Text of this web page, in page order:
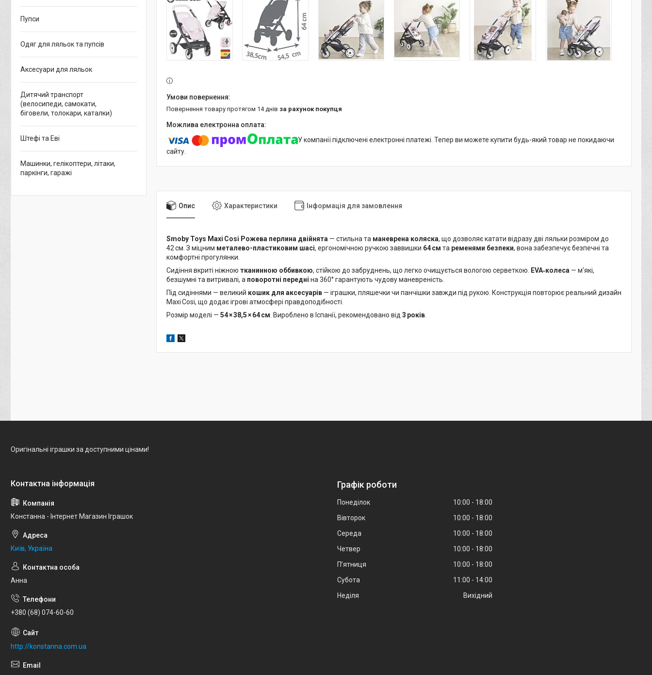
повернення товару протягом 14 днів за рахунок покупця
У компанії підключені електронні платежі. Тепер ви можете купити будь-який товар не покидаючи
сайту.
Опис Характеристики Інформація для замовлення
Smoby Toys Maxi Cosi Рожева перлина двійнята — стильна та маневрена коляска, що дозволяє катати відразу дві ляльки розміром до
42 см. З міцним металево-пластиковим шасі, ергономічною ручкою заввишки 64 см та ременями безпеки, вона забезпечує безпечні та
комфортні прогулянки.
Сидіння вкриті ніжною тканинною оббивкою, стійкою до забруднень, що легко очищується вологою серветкою. EVA‑колеса — м’які,
безшумні та витривалі, а поворотні передні на 360° гарантують чудову маневреність.
Під сидіннями — великий кошик для аксесуарів — іграшки, пляшечки чи панчішки завжди під рукою. Конструкція повторює реальний дизайн
Maxi Cosi, що додає ігрові атмосфері правдоподібності.
Розмір моделі — 54 × 38,5 × 64 см . Вироблено в Іспанії, рекомендовано від 3 років
Пупси
Одяг для ляльок та пупсів
Аксесуари для ляльок
Дитячий транспорт
(велосипеди, самокати,
біговели, толокари, каталки)
Штефі та Еві
Машинки, гелікоптери, літаки,
паркінги, гаражі
Оригінальні іграшки за доступними цінами!
Констанна - Інтернет Магазин Іграшок
Київ, Україна
Анна
+380 (68) 074-60-60
http://konstanna.com.ua
Графік роботи
Понеділок 10:00
18:00
Вівторок
10:00
18:00
Середа
10:00
18:00
Четвер
10:00
18:00
Пʼятниця
10:00
18:00
Субота
11:00
14:00
Неділя
Вихідний